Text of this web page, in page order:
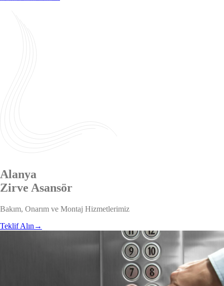
Alanya
Zirve Asansör
Bakım, Onarım ve Montaj Hizmetlerimiz
Teklif Alın →